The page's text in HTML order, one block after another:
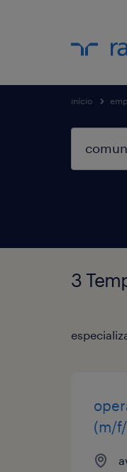
início
3
(m/